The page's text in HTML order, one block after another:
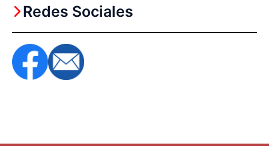
Redes Sociales